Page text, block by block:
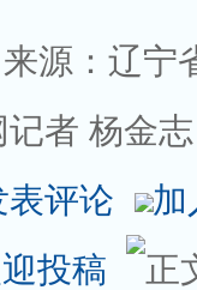
来源：辽宁
者 杨金
表评论
加
投稿